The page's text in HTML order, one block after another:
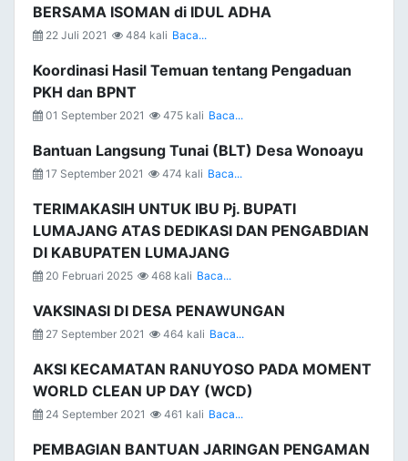
BERSAMA ISOMAN di IDUL ADHA
22 Juli 2021 484 kali Baca...
Koordinasi Hasil Temuan tentang Pengaduan
PKH dan BPNT
01 September 2021 475 kali Baca...
Bantuan Langsung Tunai (BLT) Desa Wonoayu
17 September 2021 474 kali Baca...
TERIMAKASIH UNTUK IBU Pj. BUPATI
LUMAJANG ATAS DEDIKASI DAN PENGABDIAN
DI KABUPATEN LUMAJANG
20 Februari 2025 468 kali Baca...
VAKSINASI DI DESA PENAWUNGAN
27 September 2021 464 kali Baca...
AKSI KECAMATAN RANUYOSO PADA MOMENT
WORLD CLEAN UP DAY (WCD)
24 September 2021 461 kali Baca...
PEMBAGIAN BANTUAN JARINGAN PENGAMAN